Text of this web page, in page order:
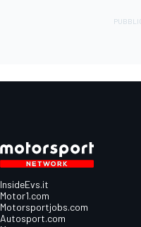
InsideEvs.it
Motor1.com
Motorsportjobs.com
Autosport.com